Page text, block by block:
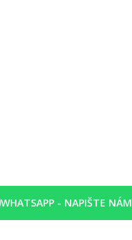
WHATSAPP - NAPIŠTE NÁM